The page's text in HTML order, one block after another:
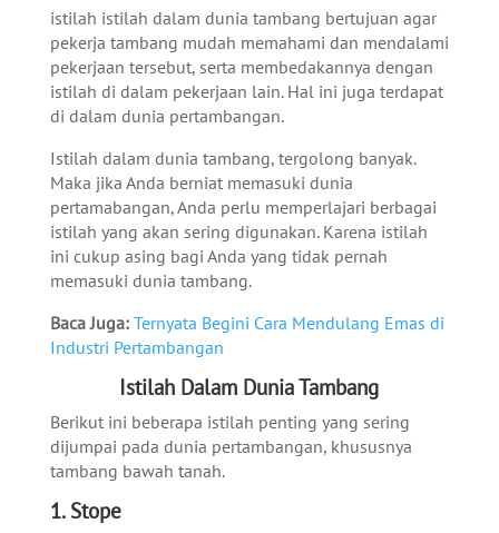
istilah istilah dalam dunia tambang bertujuan agar
pekerja tambang mudah memahami dan mendalami
pekerjaan tersebut, serta membedakannya dengan
istilah di dalam pekerjaan lain. Hal ini juga terdapat
di dalam dunia pertambangan.
Istilah dalam dunia tambang, tergolong banyak.
Maka jika Anda berniat memasuki dunia
pertamabangan, Anda perlu memperlajari berbagai
istilah yang akan sering digunakan. Karena istilah
ini cukup asing bagi Anda yang tidak pernah
memasuki dunia tambang.
Baca Juga: Ternyata Begini Cara Mendulang Emas di
Industri Pertambangan
Istilah Dalam Dunia Tambang
Berikut ini beberapa istilah penting yang sering
dijumpai pada dunia pertambangan, khususnya
tambang bawah tanah.
1. Stope